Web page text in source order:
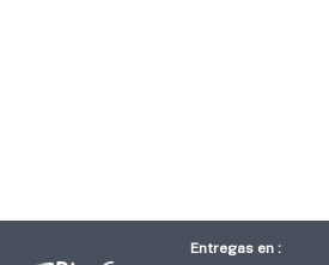
Entregas en :